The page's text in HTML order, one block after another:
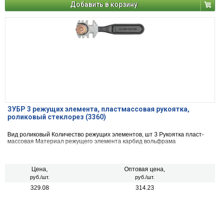
Добавить в корзину
ЗУБР 3 режущих элемента, пластмассовая рукоятка,
роликовый стеклорез (3360)
Вид ро­ли­ко­вый Количество режущих элементов, шт 3 Рукоятка пласт­
мас­со­вая Материал режущего элемента кар­бид вольф­ра­ма
Цена,
руб./шт.
Оптовая цена,
руб./шт.
329.08 314.23